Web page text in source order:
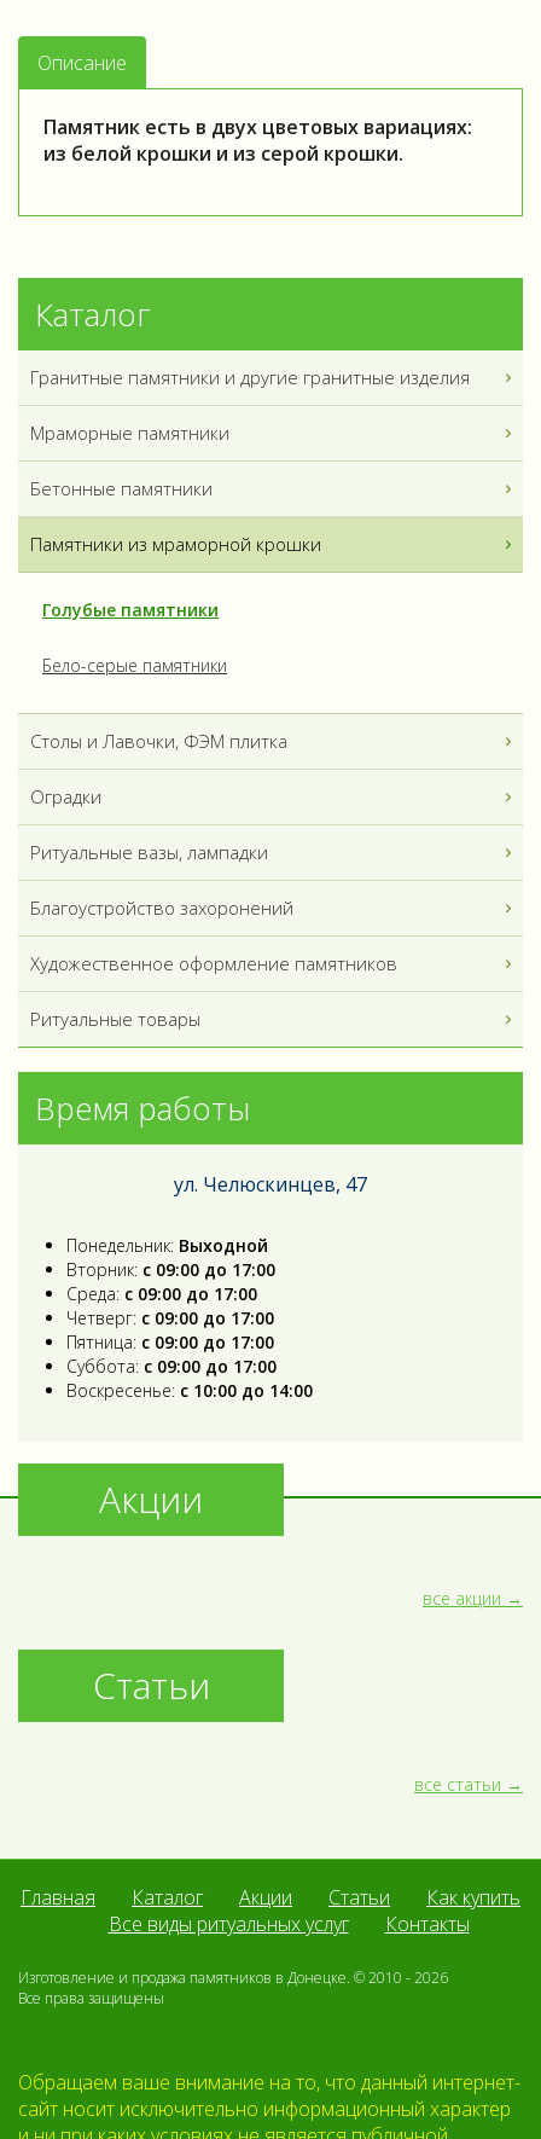
Описание
Памятник есть в двух цветовых вариациях:
из белой крошки и из серой крошки.
Каталог
Гранитные памятники и другие гранитные изделия
Мраморные памятники
Бетонные памятники
Памятники из мраморной крошки
Голубые памятники
Бело-серые памятники
Столы и Лавочки, ФЭМ плитка
Оградки
Ритуальные вазы, лампадки
Благоустройство захоронений
Художественное оформление памятников
Ритуальные товары
Время работы
ул. Челюскинцев, 47
Понедельник: Выходной
Вторник: с 09:00 до 17:00
Среда: с 09:00 до 17:00
Четверг: с 09:00 до 17:00
Пятница: с 09:00 до 17:00
Суббота: с 09:00 до 17:00
Воскресенье: с 10:00 до 14:00
Акции
все акции
Статьи
все статьи
Главная Каталог Акции Статьи
Как купить
Все виды ритуальных услуг
Контакты
Изготовление и продажа памятников в Донецке. © 2010 - 2026
Все права защищены
Обращаем ваше внимание на то, что данный интернет-
сайт носит исключительно информационный характер